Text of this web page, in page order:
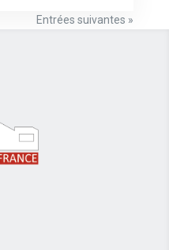
Entrées suivantes »